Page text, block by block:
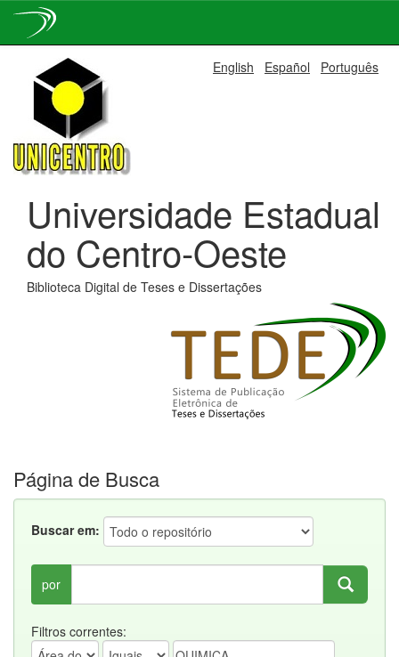
navigation
English Español Português
Universidade Estadual
do Centro-Oeste
Biblioteca Digital de Teses e Dissertações
Página de Busca
Buscar em:
por
Filtros correntes: